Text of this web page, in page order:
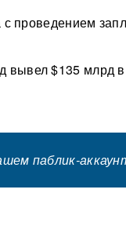
проведением
вывел $135 млрд
паблик-